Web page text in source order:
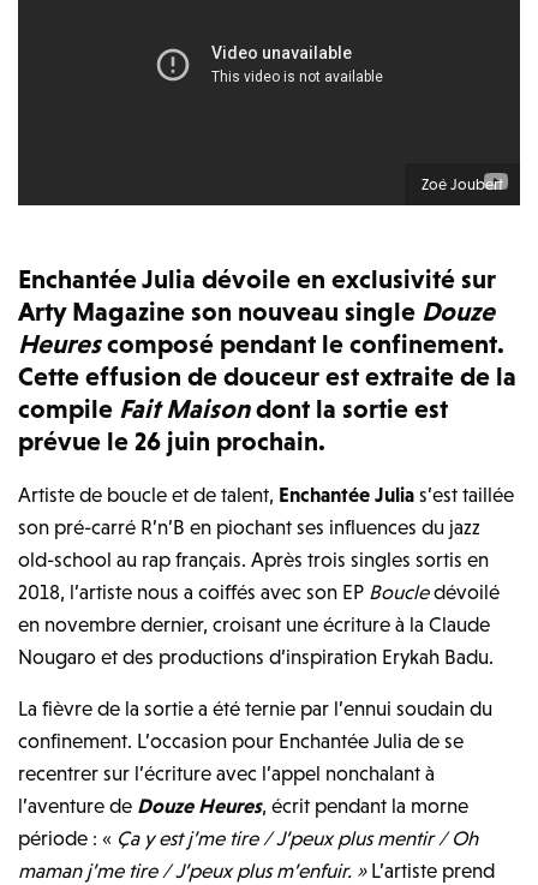
Zoé Joubert
Enchantée Julia dévoile en exclusivité sur
Arty Magazine son nouveau single Douze
Heurescomposé pendant le confinement.
Cette effusion de douceur est extraite de la
compile Fait Maisondont la sortie est
prévue le 26 juin prochain.
Artiste de boucle et de talent, Enchantée Julia s’est taillée
son pré-carré R’n’B en piochant ses influences du jazz
old-school au rap français. Après trois singles sortis en
2018, l’artiste nous a coiffés avec son EP Boucledévoilé
en novembre dernier, croisant une écriture à la Claude
Nougaro et des productions d’inspiration Erykah Badu.
La fièvre de la sortie a été ternie par l’ennui soudain du
confinement. L’occasion pour Enchantée Julia de se
recentrer sur l’écriture avec l’appel nonchalant à
l’aventure de Douze Heures, écrit pendant la morne
période : « Ça y est j’me tire / J’peux plus mentir / Oh
maman j’me tire / J’peux plus m’enfuir. »L’artiste prend